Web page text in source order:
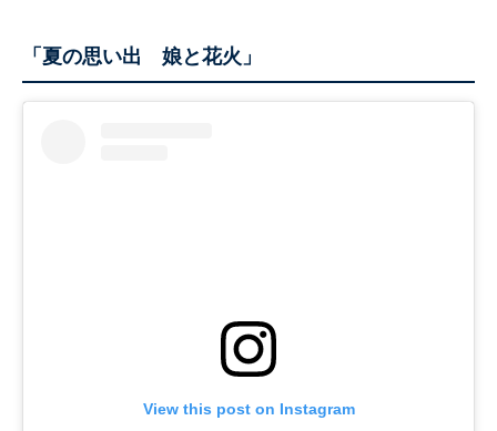
「夏の思い出 娘と花火」
View this post on Instagram